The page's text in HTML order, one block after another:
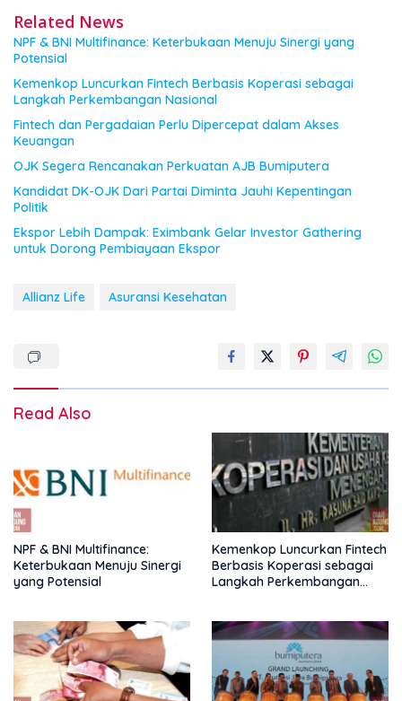
Related News
NPF & BNI Multifinance: Keterbukaan Menuju Sinergi yang
Potensial
Kemenkop Luncurkan Fintech Berbasis Koperasi sebagai
Langkah Perkembangan Nasional
Fintech dan Pergadaian Perlu Dipercepat dalam Akses
Keuangan
OJK Segera Rencanakan Perkuatan AJB Bumiputera
Kandidat DK-OJK Dari Partai Diminta Jauhi Kepentingan
Politik
Ekspor Lebih Dampak: Eximbank Gelar Investor Gathering
untuk Dorong Pembiayaan Ekspor
Allianz Life Asuransi Kesehatan
Read Also
NPF & BNI Multifinance:
Keterbukaan Menuju Sinergi
yang Potensial
Kemenkop Luncurkan Fintech
Berbasis Koperasi sebagai
Langkah Perkembangan